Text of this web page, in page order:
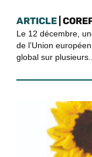
ARTICLE |
Le 12 décembre,
de l’Union
global sur plusieurs...